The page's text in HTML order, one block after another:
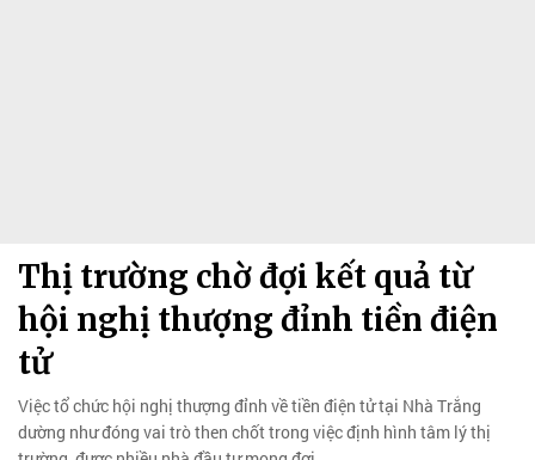
Thị trường chờ đợi kết quả từ
hội nghị thượng đỉnh tiền điện
tử
Việc tổ chức hội nghị thượng đỉnh về tiền điện tử tại Nhà Trắng
dường như đóng vai trò then chốt trong việc định hình tâm lý thị